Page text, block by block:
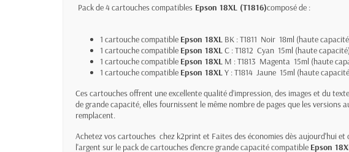
Pack de 4 cartouches compatibles Epson 18XL (T1816)composé de :
1 cartouche compatible Epson 18XL BK : T1811 Noir 18ml (haute
1 cartouche compatible Epson 18XLC : T1812 Cyan 15ml (haute capacité)
1 cartouche compatible Epson 18XL M : T1813 Magenta 15ml (haute
1 cartouche compatible Epson 18XLY : T1814 Jaune 15ml (haute
Ces cartouches offrent une excellente qualité d’impression, des images et du
de grande capacité, elles fournissent le même nombre de pages que les versions
remplacent.
Achetez vos cartouches chez k2print et Faites des économies dès aujourd'hui et
l'argent sur le pack de cartouches d'encre grande capacité compatible Epson